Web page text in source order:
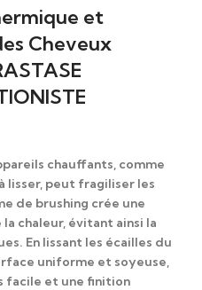
et
Cheveux
chauffants, comme
lisser, peut fragiliser les
de brushing crée une
chaleur, évitant ainsi la
En lissant les écailles du
uniforme et soyeuse,
facile et une finition